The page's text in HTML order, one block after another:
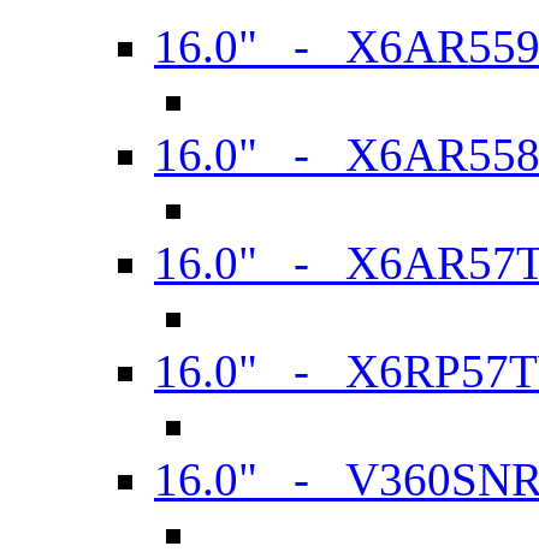
16.0" -
16.0" -
16.0" -
16.0" -
16.0" -